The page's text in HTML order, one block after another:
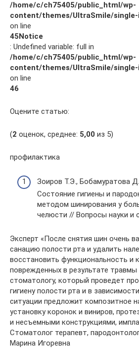
/home/c/ch75405/public_html/wp-
content/themes/UltraSmile/
on line
45Notice
: Undefined variable: full in
/home/c/ch75405/public_html/wp-
content/themes/UltraSmile/
on line
46
Оцените статью:
(2 оценок, среднее: 5,00 из 5)
профилактика
Зоиров Т.Э., Бобамуратова
Состояние гигиены и
методом шинирования у
челюсти // Вопросы науки и
Эксперт «После снятия шин очень
санацию полости рта и удалить
восстановить функциональность и
поврежденных в результате травмы
стоматологу, который проведет
гигиену полости рта и в
ситуации предложит композитное
установку коронок и виниров,
и несъемными конструкциями,
Стоматолог терапевт,
Марина Игоревна